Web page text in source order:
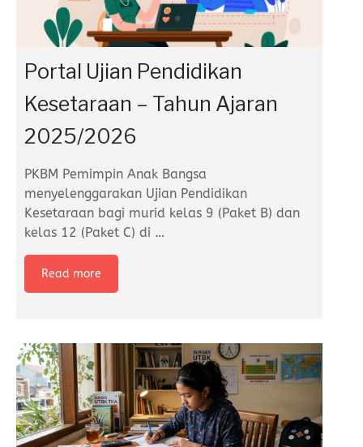
Portal Ujian Pendidikan
Kesetaraan – Tahun Ajaran
2025/2026
PKBM Pemimpin Anak Bangsa
menyelenggarakan Ujian Pendidikan
Kesetaraan bagi murid kelas 9 (Paket B) dan
kelas 12 (Paket C) di …
Read more